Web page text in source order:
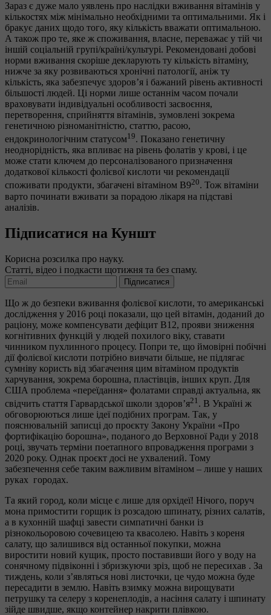
Зараз є дуже мало уявлень про наслідки вживання вітамінів у
кількостях між мінімально необхідними та оптимальними. Як і
бракує даних щодо того, яку кількість вважати оптимальною.
А також про те, яке ж споживання, власне, переважає у тій чи
іншій соціальній групі/країні/культурі. Рекомендовані добові
норми вживання скоріше декларують ту кількість вітаміну,
нижче за яку розвиваються хронічні патології, аніж ту
кількість, яка забезпечує здоров’я і бажаний рівень активності
більшості людей. Ці норми лише останнім часом почали
враховувати індивідуальні особливості засвоєння,
перетворення, сприйняття вітамінів, зумовлені зокрема
генетичною різноманітністю, статтю, расою,
ендокринологічним статусом19. Показано генетичну
неоднорідність, яка впливає на рівень фолатів у крові, і це
може стати ключем до персоналізованого призначення
додаткової кількості фолієвої кислоти чи рекомендації
споживати продукти, збагачені вітаміном В920. Тож вітаміни
варто починати вживати за порадою лікаря на підставі
аналізів.
Підписатися на Куншт
Корисна розсилка про науку.
Статті, відео і подкасти щотижня та без спаму.
Підписатися
Що ж до безпеки вживання фолієвої кислоти, то американські
дослідження у 2016 році показали, що цей вітамін, доданий до
раціону, може компенсувати дефіцит В12, прояви зниження
когнітивних функцій у людей похилого віку, ставати
чинником пухлинного процесу. Попри те, що ймовірні побічні
дії фолієвої кислоти потрібно вивчати більше, не підлягає
сумніву користь від збагачення цим вітаміном продуктів
харчування, зокрема борошна, пластівців, інших круп. Для
США проблема «переїдання» фолатами справді актуальна, як
свідчить стаття Гарвардської школи здоров’я21 . В Україні ж
обговорюються лише ідеї подібних програм. Так, у
пояснювальній записці до проєкту Закону України «Про
фортифікацію борошна», поданого до Верховної Ради у 2018
році, звучать терміни поетапного впровадження програми з
2020 року. Однак проєкт досі не ухвалений. Тому
забезпечення себе таким важливим вітаміном – лише у наших
руках городах.
Та який город, коли місце є лише для орхідеї! Нічого, поруч
мона примостити горщик із розсадою шпинату, різних салатів,
а в кухонній шафці завести симпатичні банки із
різнокольоровою сочевицею та квасолею. Навіть з кореня
салату, що залишився від останньої покупки, можна
виростити новий кущик, просто поставивши його у воду на
сонячному підвіконні і збризкуючи зріз, щоб не пересихав . За
тиждень, коли з’являться нові листочки, це чудо можна буде
пересадити в землю. Навіть взимку можна вирощувати
петрушку та селеру з коренеплодів, а насіння салату і шпинату
зійде швидше, якщо контейнер накрити плівкою.